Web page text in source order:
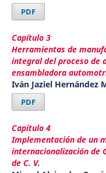
PDF
Capítulo 3
Herramientas de
integral del proceso de
ensambladora
Iván Jaziel Hernández
PDF
Capítulo 4
Implementación de un
internacionalización de
de C. V.